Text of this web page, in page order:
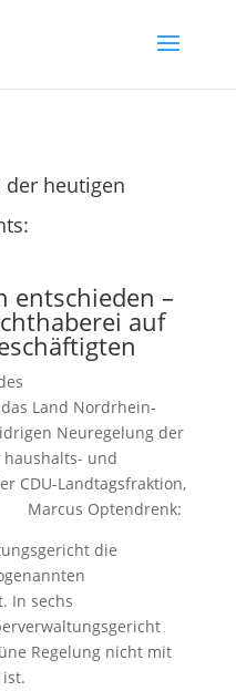
der heutigen
entschieden –
auf
Land Nordrhein-
Neuregelung der
und
CDU-Landtagsfraktion,
Marcus Optendrenk:
die
In sechs
Regelung nicht mit